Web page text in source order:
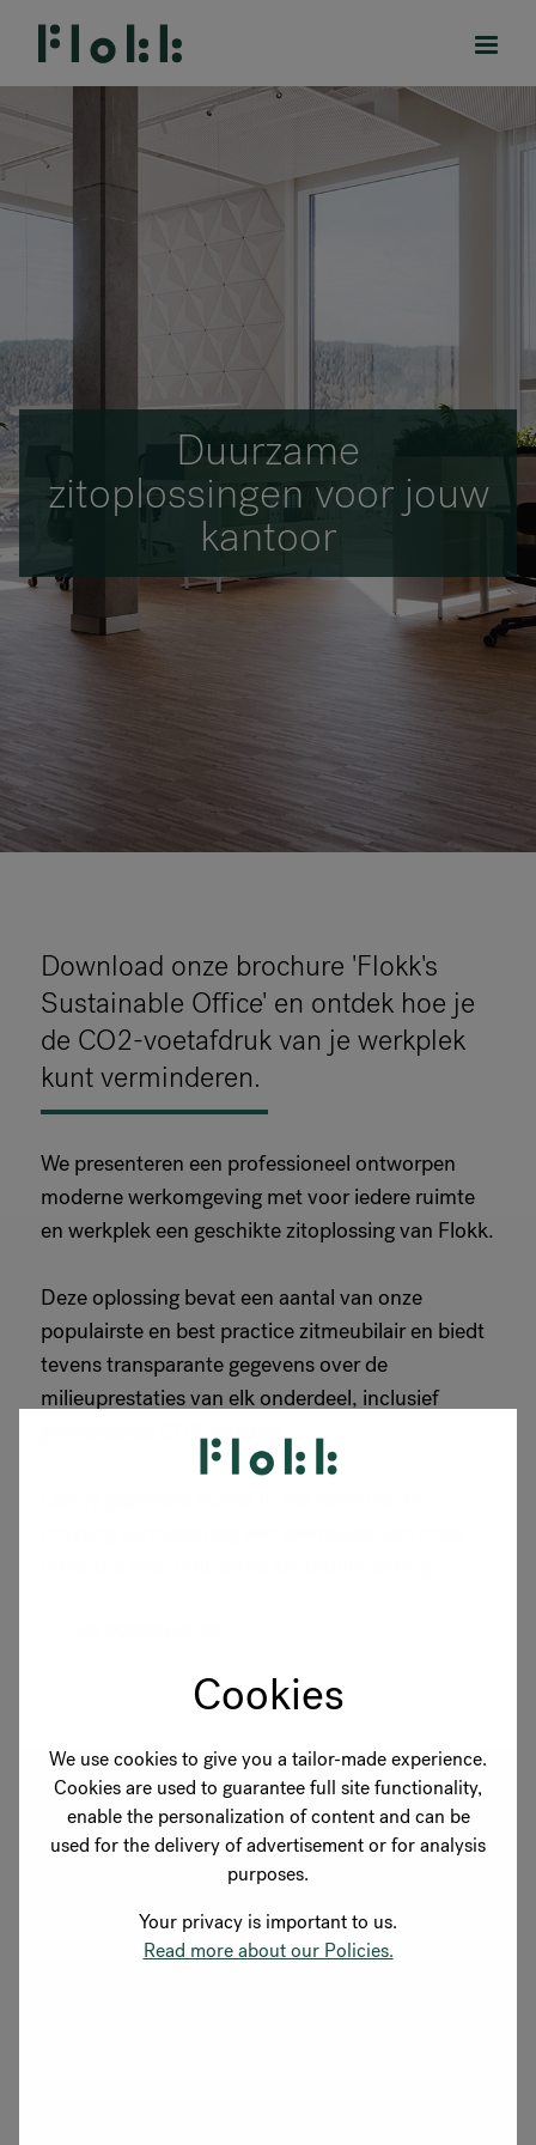
Cookies
We use cookies to give you a tailor-made experience.
Cookies are used to guarantee full site functionality,
enable the personalization of content and can be
used for the delivery of advertisement or for analysis
purposes.
Your privacy is important to us.
Read more about our Policies.
PRODUCTEN
PROJECTEN
DESIGNERS
MERKEN
BLOG
SHOP
Duurzaamheid
Showrooms
Duurzame
zitoplossingen voor jouw
kantoor
Download onze brochure 'Flokk's
Sustainable Office' en ontdek hoe je
de CO2-voetafdruk van je werkplek
kunt verminderen.
We presenteren een professioneel ontworpen
moderne werkomgeving met voor iedere ruimte
en werkplek een geschikte zitoplossing van Flokk.
Deze oplossing bevat een aantal van onze
populairste en best practice zitmeubilair en biedt
tevens transparante gegevens over de
milieuprestaties van elk onderdeel, inclusief
gerelateerde CO2-uitstoot.